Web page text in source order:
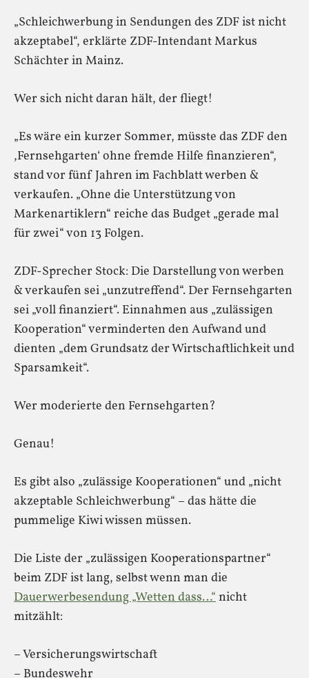
„Schleichwerbung in Sendungen des ZDF ist nicht
akzeptabel“, erklärte ZDF-Intendant Markus
Schächter in Mainz.
Wer sich nicht daran hält, der fliegt!
„Es wäre ein kurzer Sommer, müsste das ZDF den
,Fernsehgarten‘ ohne fremde Hilfe finanzieren“,
stand vor fünf Jahren im Fachblatt werben &
verkaufen. „Ohne die Unterstützung von
Markenartiklern“ reiche das Budget „gerade mal
für zwei“ von 13 Folgen.
ZDF-Sprecher Stock: Die Darstellung von werben
& verkaufen sei „unzutreffend“. Der Fernsehgarten
sei „voll finanziert“. Einnahmen aus „zulässigen
Kooperation“ verminderten den Aufwand und
dienten „dem Grundsatz der Wirtschaftlichkeit und
Sparsamkeit“.
Wer moderierte den Fernsehgarten?
Genau!
Es gibt also „zulässige Kooperationen“ und „nicht
akzeptable Schleichwerbung“ – das hätte die
pummelige Kiwi wissen müssen.
Die Liste der „zulässigen Kooperationspartner“
beim ZDF ist lang, selbst wenn man die
Dauerwerbesendung „Wetten dass…“nicht
mitzählt:
– Versicherungswirtschaft
– Bundeswehr